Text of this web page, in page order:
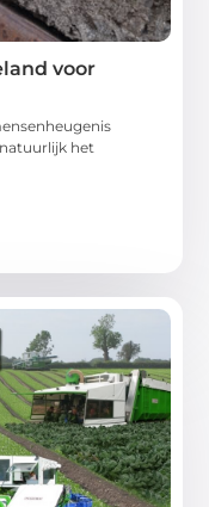
voor
het